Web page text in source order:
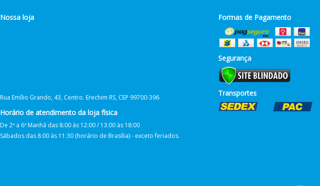
Nossa loja
Rua Emílio Grando, 43, Centro. Erechim RS, CEP 99700-396
Horário de atendimento da loja física
De 2ª a 6ª Manhã das 8:00 às 12:00 / 13:00 às 18:00
Sábados das 8:00 às 11:30 (horário de Brasília) - exceto feriados.
Formas de Pagamento
Segurança
Transportes